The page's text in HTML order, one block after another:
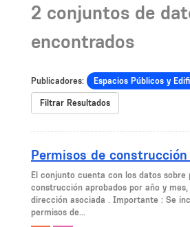
2 conjuntos de
encontrados
Publicadores: Espacios Públicos y
Filtrar Resultados
Permisos de construcción
El conjunto cuenta con los datos sobre
construcción aprobados por año y
dirección asociada . Importante : Se
permisos de...